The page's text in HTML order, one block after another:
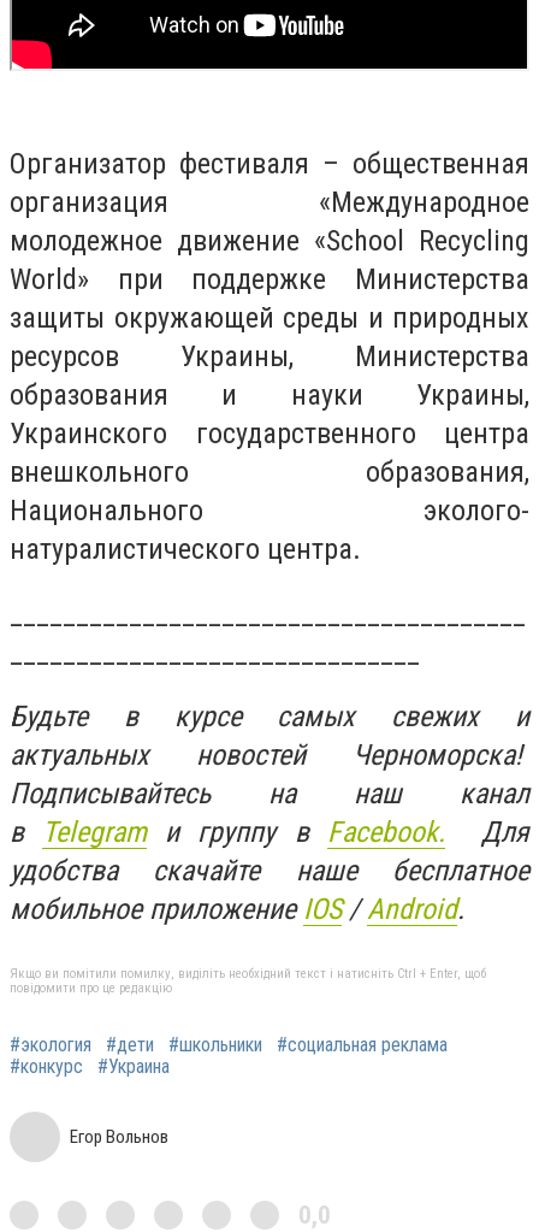
Организатор фестиваля – общественная
организация «Международное
молодежное движение «School Recycling
World» при поддержке Министерства
защиты окружающей среды и природных
ресурсов Украины, Министерства
образования и науки Украины,
Украинского государственного центра
внешкольного образования,
Национального эколого-
натуралистического центра.
Будьте в курсе самых свежих и
актуальных новостей Черноморска!
Подписывайтесь на наш канал
в
Telegramи группу в Facebook. Для
удобства скачайте наше бесплатное
мобильное приложение IOS/Android.
Якщо ви помітили помилку, виділіть необхідний текст і натисніть Ctrl + Enter, щоб
повідомити про це редакцію
#экология #дети #школьники
#социальная реклама
#конкурс
#Украина
Егор Вольнов
0,0